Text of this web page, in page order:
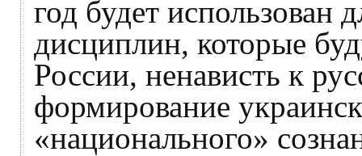
год будет использован
дисциплин, которые
России, ненависть к
формирование
«национального»